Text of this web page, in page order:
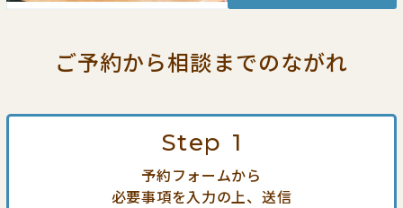
ご予約から相談までのながれ
Step 1
予約フォームから
必要事項を入力の上、送信